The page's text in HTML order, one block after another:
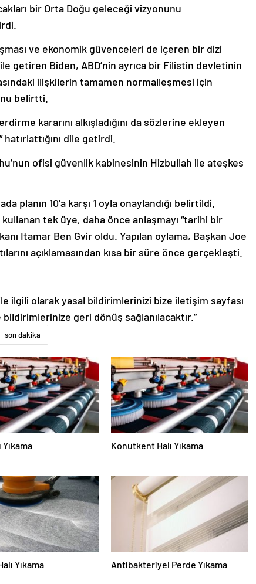
bir Orta Doğu geleceği vizyonunu
ve ekonomik güvenceleri de içeren bir dizi
getiren Biden, ABD’nin ayrıca bir Filistin devletinin
ilişkilerin tamamen normalleşmesi için
belirtti.
kararını alkışladığını da sözlerine ekleyen
dile getirdi.
ofisi güvenlik kabinesinin Hizbullah ile ateşkes
planın 10’a karşı 1 oyla onaylandığı belirtildi.
tek üye, daha önce anlaşmayı “tarihi bir
Itamar Ben Gvir oldu. Yapılan oylama, Başkan Joe
açıklamasından kısa bir süre önce gerçekleşti.
ilgili olarak yasal bildirimlerinizi bize iletişim sayfası
geri dönüş sağlanılacaktır.”
son dakika
Yıkama Konutkent Halı Yıkama
Yıkama Antibakteriyel Perde Yıkama